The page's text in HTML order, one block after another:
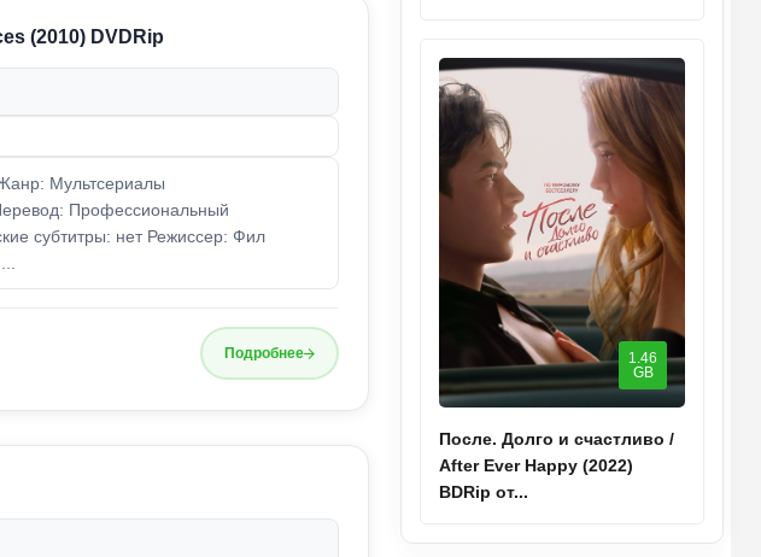
(2010) DVDRip
Мультсериалы
Профессиональный
субтитры: нет Режиссер: Фил
Подробнее
1.46
GB
После. Долго и счастливо /
After Ever Happy (2022)
BDRip от...